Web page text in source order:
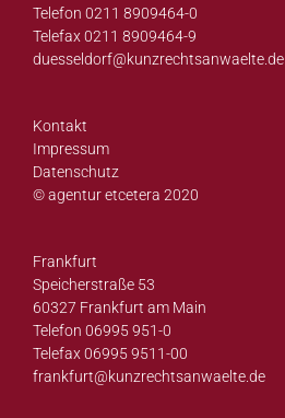
Telefon 0211 8909464-0
Telefax 0211 8909464-9
duesseldorf@kunzrechtsanwaelte.de
Kontakt
Impressum
Datenschutz
© agentur etcetera 2020
Frankfurt
Speicherstraße 53
60327 Frankfurt am Main
Telefon 06995 951-0
Telefax 06995 9511-00
frankfurt@kunzrechtsanwaelte.de